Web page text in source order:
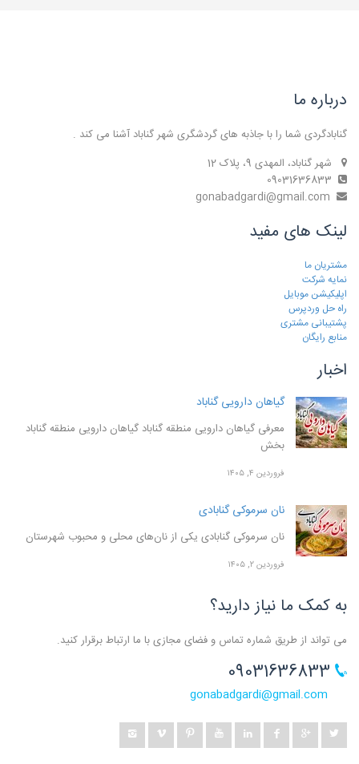
درباره ما
گنابادگردی شما را با جاذبه های گردشگری شهر گناباد آشنا می کند .
شهر گناباد، المهدی 9، پلاک 12
لینک های مفید
مشتریان ما
نمایه شرکت
اپلیکیشن موبایل
راه حل وردپرس
پشتیبانی مشتری
منابع رایگان
اخبار
گیاهان دارویی گناباد
معرفی گیاهان دارویی منطقه گناباد گیاهان دارویی منطقه گناباد
بخش
فروردین ۴, ۱۴۰۵
نان سرموکی گنابادی
نان سرموکی گنابادی یکی از نان‌های محلی و محبوب شهرستان
فروردین ۲, ۱۴۰۵
به کمک ما نیاز دارید؟
می تواند از طریق شماره تماس و فضای مجازی با ما ارتباط برقرار کنید.
gonabadgardi@gmail.com